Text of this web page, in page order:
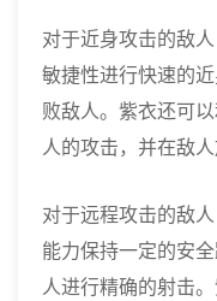
对于近身攻击的敌
敏捷性进行快速的
败敌人。紫衣还可
人的攻击，并在敌
对于远程攻击的敌
能力保持一定的安
人进行精确的射击